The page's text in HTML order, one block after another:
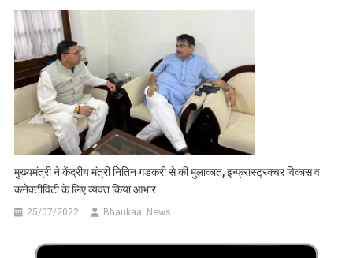
मुख्यमंत्री ने केंद्रीय मंत्री नितिन गडकरी से की मुलाकात, इन्फ्रास्ट्रक्चर विकास व
कनेक्टीविटी के लिए व्यक्त किया आभार
25/07/2022 Bhaukaal News